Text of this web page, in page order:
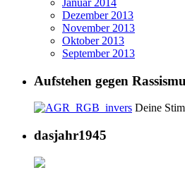
Januar 2014
Dezember 2013
November 2013
Oktober 2013
September 2013
Aufstehen gegen
Deine
dasjahr1945